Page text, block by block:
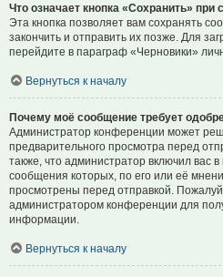
Что означает кнопка «Сохранить» при
Эта кнопка позволяет вам сохранять
закончить и отправить их позже. Для
перейдите в параграф «Черновики»
Вернуться к началу
Почему моё сообщение требует
Администратор конференции может
предварительного просмотра перед
также, что администратор включил вас в
сообщения которых, по его или её
просмотрены перед отправкой.
администратором конференции для
информации.
Вернуться к началу